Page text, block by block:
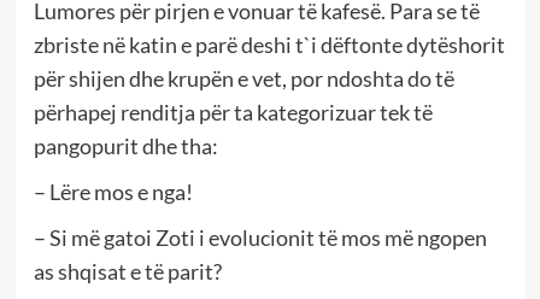
Lumores për pirjen e vonuar të kafesë. Para se të
zbriste në katin e parë deshi t`i dëftonte dytëshorit
për shijen dhe krupën e vet, por ndoshta do të
përhapej renditja për ta kategorizuar tek të
pangopurit dhe tha:
– Lëre mos e nga!
– Si më gatoi Zoti i evolucionit të mos më ngopen
as shqisat e të parit?